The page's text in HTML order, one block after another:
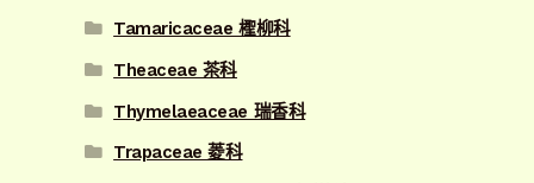
Tamaricaceae 檉柳科
Theaceae 茶科
Thymelaeaceae 瑞香科
Trapaceae 菱科